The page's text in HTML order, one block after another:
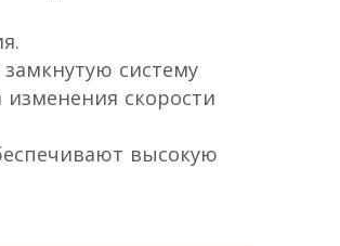
систему
скорости
высокую